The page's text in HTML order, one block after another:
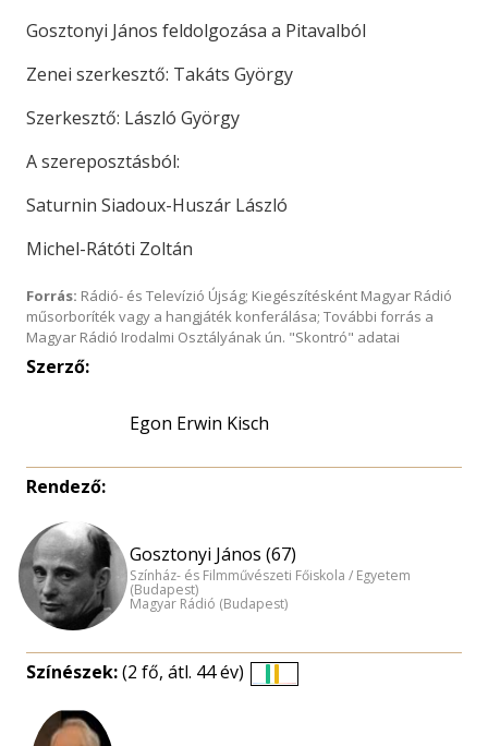
Gosztonyi János feldolgozása a Pitavalból
Zenei szerkesztő: Takáts György
Szerkesztő: László György
A szereposztásból:
Saturnin Siadoux-Huszár László
Michel-Rátóti Zoltán
Forrás: Rádió- és Televízió Újság; Kiegészítésként Magyar Rádió
műsorboríték vagy a hangjáték konferálása; További forrás a
Magyar Rádió Irodalmi Osztályának ún. "Skontró" adatai
Szerző:
Egon Erwin Kisch
Rendező:
Gosztonyi János (67)
Színház- és Filmművészeti Főiskola / Egyetem
(Budapest)
Magyar Rádió (Budapest)
Színészek:(2 fő, átl. 44 év)